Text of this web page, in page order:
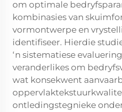
om optimale
kombinasies van
vormontwerpe en
identifiseer. Hierdie
‘n sistematiese
veranderlikes om
wat konsekwent
ontledingstegnieke